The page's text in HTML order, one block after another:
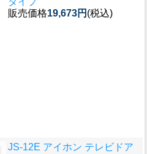
販売価格19,673円 (税込)
JS-12E アイホン テレビドア